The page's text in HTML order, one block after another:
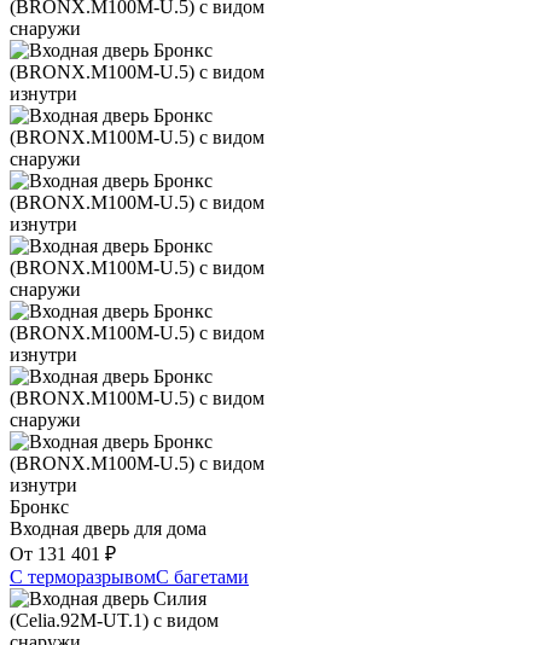
Бронкс
Входная дверь для дома
От 131 401 ₽
С терморазрывомС багетами